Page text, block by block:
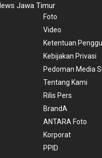
Jawa Timur
Foto
Video
Ketentuan
Kebijakan Privasi
Pedoman Media
Tentang Kami
Rilis Pers
BrandA
ANTARA Foto
Korporat
PPID